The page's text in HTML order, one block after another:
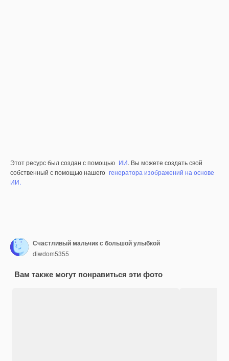
Этот ресурс был создан с помощью ИИ. Вы можете создать свой
собственный с помощью нашего генератора изображений на основе
ИИ.
Счастливый мальчик с большой улыбкой
diwdom5355
Вам также могут понравиться эти фото